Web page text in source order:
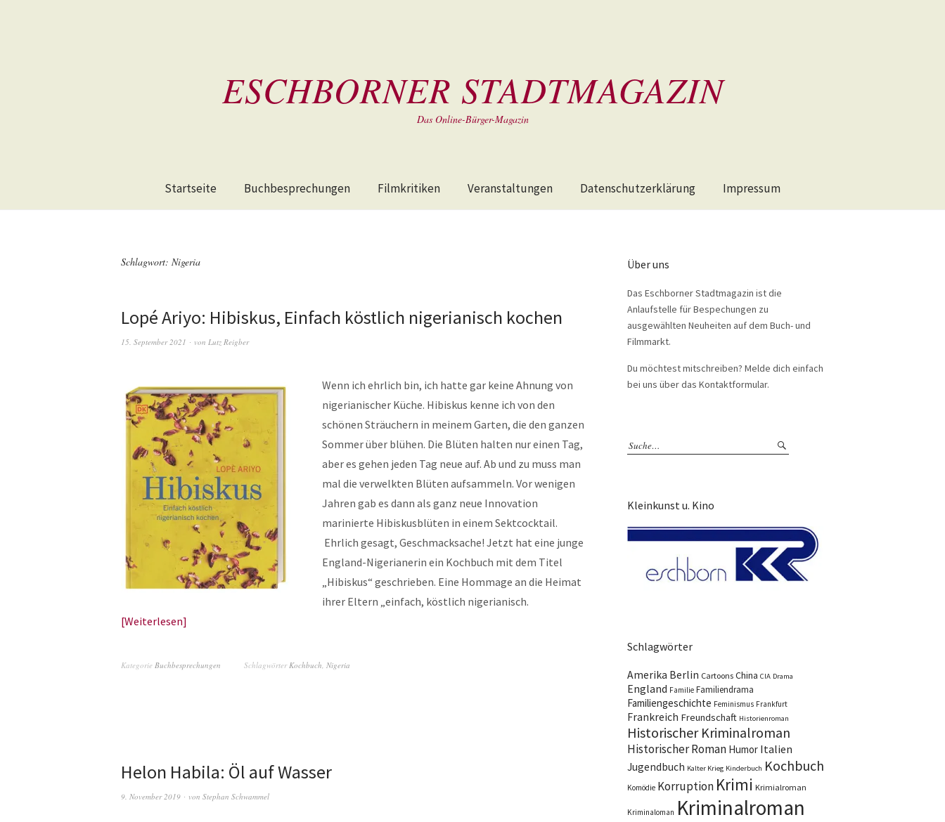
ESCHBORNER STADTMAGAZIN
Das Online-Bürger-Magazin
Startseite Buchbesprechungen Filmkritiken Veranstaltungen Datenschutzerklärung Impressum
Schlagwort: Nigeria
Lopé Ariyo: Hibiskus, Einfach köstlich nigerianisch kochen
15. September 2021 von Lutz Reigber
Wenn ich ehrlich bin, ich hatte gar keine Ahnung von
nigerianischer Küche. Hibiskus kenne ich von den
schönen Sträuchern in meinem Garten, die den ganzen
Sommer über blühen. Die Blüten halten nur einen Tag,
aber es gehen jeden Tag neue auf. Ab und zu muss man
mal die verwelkten Blüten aufsammeln. Vor wenigen
Jahren gab es dann als ganz neue Innovation
marinierte Hibiskusblüten in einem Sektcocktail.
Ehrlich gesagt, Geschmacksache! Jetzt hat eine junge
England-Nigerianerin ein Kochbuch mit dem Titel
„Hibiskus“ geschrieben. Eine Hommage an die Heimat
ihrer Eltern „einfach, köstlich nigerianisch.
Weiterlesen
Kategorie Buchbesprechungen SchlagwörterKochbuch, Nigeria
Helon Habila: Öl auf Wasser
9. November 2019 von Stephan Schwammel
Über uns
Das Eschborner Stadtmagazin ist die
Anlaufstelle für Bespechungen zu
ausgewählten Neuheiten auf dem Buch- und
Filmmarkt.
Du möchtest mitschreiben? Melde dich einfach
bei uns über das Kontaktformular.
Kleinkunst u. Kino
Schlagwörter
Amerika Berlin Cartoons China CIA Drama
England Familie Familiendrama
Familiengeschichte Feminismus Frankfurt
Frankreich Freundschaft Historienroman
Historischer Kriminalroman
Historischer Roman Humor Italien
Jugendbuch Kalter Krieg Kinderbuch Kochbuch
Komödie Korruption Krimi Krimialroman
Kriminaloman Kriminalroman